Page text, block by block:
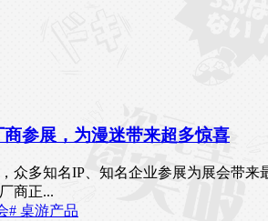
参展，为漫迷带来超多惊喜
众多知名IP、知名企业参展为展会带
商正...
# 桌游产品